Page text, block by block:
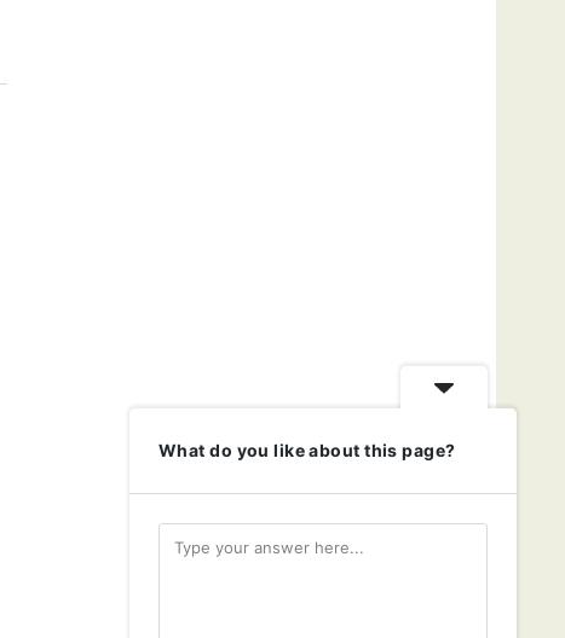
What do you like about this page?